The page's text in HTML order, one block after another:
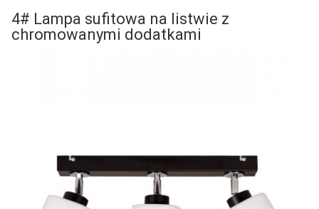
4# Lampa sufitowa na listwie z
chromowanymi dodatkami